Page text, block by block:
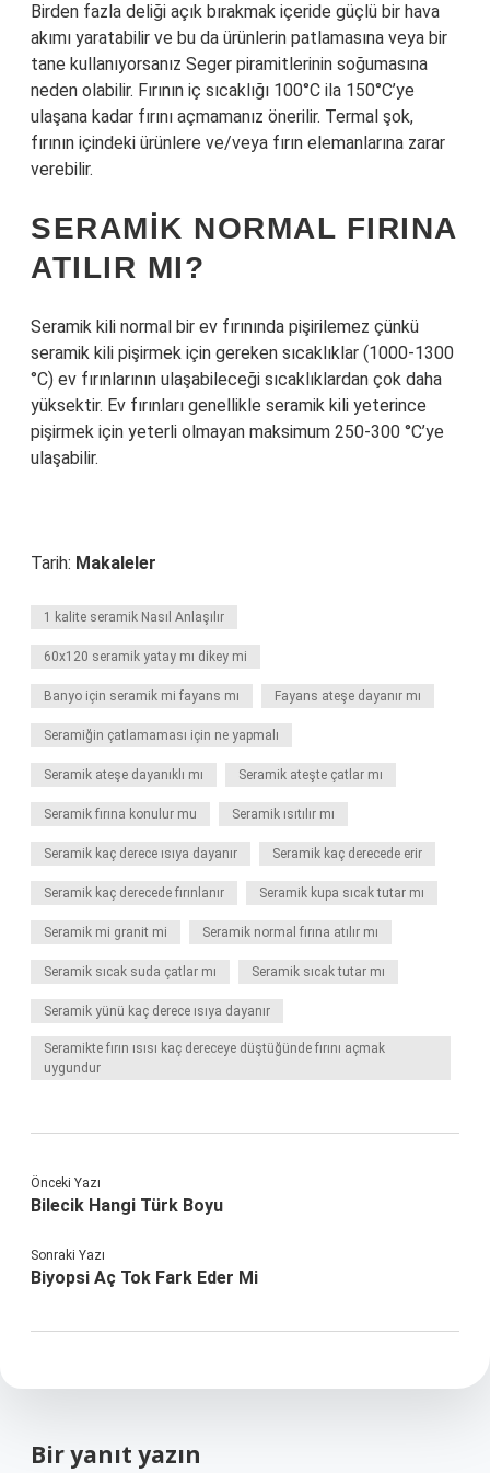
Birden fazla deliği açık bırakmak içeride güçlü bir hava
akımı yaratabilir ve bu da ürünlerin patlamasına veya bir
tane kullanıyorsanız Seger piramitlerinin soğumasına
neden olabilir. Fırının iç sıcaklığı 100°C ila 150°C’ye
ulaşana kadar fırını açmamanız önerilir. Termal şok,
fırının içindeki ürünlere ve/veya fırın elemanlarına zarar
verebilir.
SERAMIK NORMAL FIRINA
ATILIR MI?
Seramik kili normal bir ev fırınında pişirilemez çünkü
seramik kili pişirmek için gereken sıcaklıklar (1000-1300
°C) ev fırınlarının ulaşabileceği sıcaklıklardan çok daha
yüksektir. Ev fırınları genellikle seramik kili yeterince
pişirmek için yeterli olmayan maksimum 250-300 °C’ye
ulaşabilir.
Tarih: Makaleler
1 kalite seramik Nasıl Anlaşılır
60x120 seramik yatay mı dikey mi
Banyo için seramik mi fayans mı Fayans ateşe dayanır mı
Seramiğin çatlamaması için ne yapmalı
Seramik ateşe dayanıklı mı Seramik ateşte çatlar mı
Seramik fırına konulur mu Seramik ısıtılır mı
Seramik kaç derece ısıya dayanır Seramik kaç derecede erir
Seramik kaç derecede fırınlanır Seramik kupa sıcak tutar mı
Seramik mi granit mi Seramik normal fırına atılır mı
Seramik sıcak suda çatlar mı Seramik sıcak tutar mı
Seramik yünü kaç derece ısıya dayanır
Seramikte fırın ısısı kaç dereceye düştüğünde fırını açmak
uygundur
Önceki Yazı
Bilecik Hangi Türk Boyu
Sonraki Yazı
Biyopsi Aç Tok Fark Eder Mi
Bir yanıt yazın